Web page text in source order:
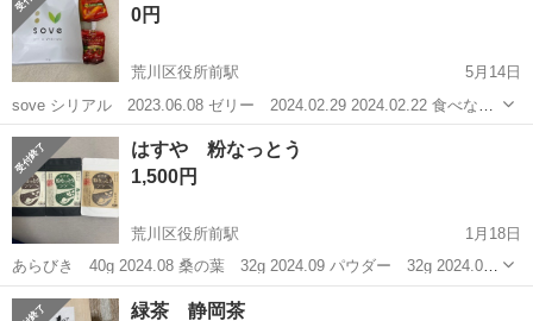
0円
荒川区役所前駅
5月14日
sove シリアル 2023.06.08 ゼリー 2024.02.29 2024.02.22 食べない
ので出品します。 荒川一丁目の自宅付近まで来られる方にお譲りしま
す。 平日は仕事のため18時半のみ。 (小さい子どもが...
東京 荒川区 荒川区役所前駅
はすや 粉なっとう
1,500円
荒川区役所前駅
1月18日
あらびき 40g 2024.08 桑の葉 32g 2024.09 パウダー 32g 2024.08
子どもの離乳食用にと思って買いましたが、使いませんでした。 とっ
ても健康にいい食品です。 どの年代の方でも使えます。
東京 荒川区 荒川区役所前駅
緑茶 静岡茶